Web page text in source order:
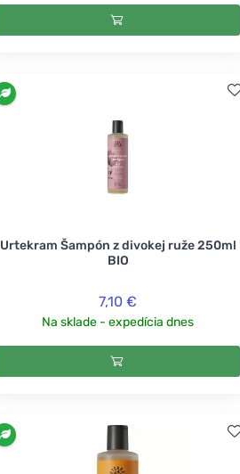
Urtekram Šampón z divokej ruže 250ml
BIO
7,10 €
Na sklade - expedícia dnes